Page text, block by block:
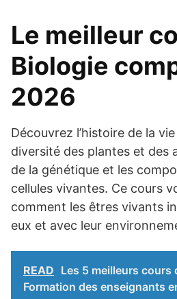
Le meilleur
Biologie
2026
Découvrez l’histoire de la
diversité des plantes et des
de la génétique et les
cellules vivantes. Ce cours
comment les êtres vivants
eux et avec leur
READ Les 5 meilleurs cours
Formation des enseignants